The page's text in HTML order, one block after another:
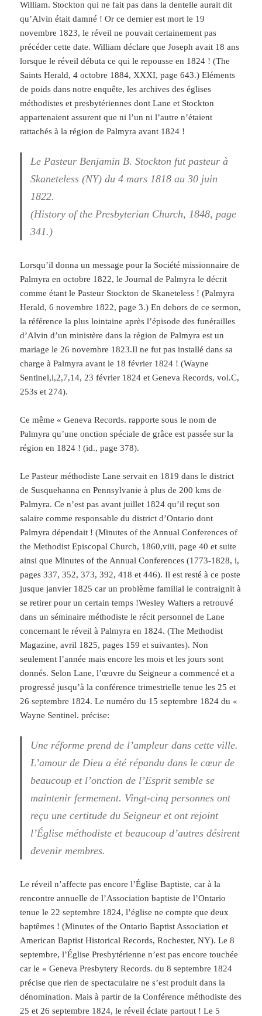
William. Stockton qui ne fait pas dans la dentelle aurait dit
qu’Alvin était damné ! Or ce dernier est mort le 19
novembre 1823, le réveil ne pouvait certainement pas
précéder cette date. William déclare que Joseph avait 18 ans
lorsque le réveil débuta ce qui le repousse en 1824 ! (The
Saints Herald, 4 octobre 1884, XXXI, page 643.) Eléments
de poids dans notre enquête, les archives des églises
méthodistes et presbytériennes dont Lane et Stockton
appartenaient assurent que ni l’un ni l’autre n’étaient
rattachés à la région de Palmyra avant 1824 !
Le Pasteur Benjamin B. Stockton fut pasteur à
Skaneteless (NY) du 4 mars 1818 au 30 juin
1822.
(History of the Presbyterian Church, 1848, page
341.)
Lorsqu’il donna un message pour la Société missionnaire de
Palmyra en octobre 1822, le Journal de Palmyra le décrit
comme étant le Pasteur Stockton de Skaneteless ! (Palmyra
Herald, 6 novembre 1822, page 3.) En dehors de ce sermon,
la référence la plus lointaine après l’épisode des funérailles
d’Alvin d’un ministère dans la région de Palmyra est un
mariage le 26 novembre 1823.Il ne fut pas installé dans sa
charge à Palmyra avant le 18 février 1824 ! (Wayne
Sentinel,i,2,7,14, 23 février 1824 et Geneva Records, vol.C,
253s et 274).
Ce même « Geneva Records. rapporte sous le nom de
Palmyra qu’une onction spéciale de grâce est passée sur la
région en 1824 ! (id., page 378).
Le Pasteur méthodiste Lane servait en 1819 dans le district
de Susquehanna en Pennsylvanie à plus de 200 kms de
Palmyra. Ce n’est pas avant juillet 1824 qu’il reçut son
salaire comme responsable du district d’Ontario dont
Palmyra dépendait ! (Minutes of the Annual Conferences of
the Methodist Episcopal Church, 1860,viii, page 40 et suite
ainsi que Minutes of the Annual Conferences (1773-1828, i,
pages 337, 352, 373, 392, 418 et 446). Il est resté à ce poste
jusque janvier 1825 car un problème familial le contraignit à
se retirer pour un certain temps !Wesley Walters a retrouvé
dans un séminaire méthodiste le récit personnel de Lane
concernant le réveil à Palmyra en 1824. (The Methodist
Magazine, avril 1825, pages 159 et suivantes). Non
seulement l’année mais encore les mois et les jours sont
donnés. Selon Lane, l’œuvre du Seigneur a commencé et a
progressé jusqu’à la conférence trimestrielle tenue les 25 et
26 septembre 1824. Le numéro du 15 septembre 1824 du «
Wayne Sentinel. précise:
Une réforme prend de l’ampleur dans cette ville.
L’amour de Dieu a été répandu dans le cœur de
beaucoup et l’onction de l’Esprit semble se
maintenir fermement. Vingt-cinq personnes ont
reçu une certitude du Seigneur et ont rejoint
l’Église méthodiste et beaucoup d’autres désirent
devenir membres.
Le réveil n’affecte pas encore l’Église Baptiste, car à la
rencontre annuelle de l’Association baptiste de l’Ontario
tenue le 22 septembre 1824, l’église ne compte que deux
baptêmes ! (Minutes of the Ontario Baptist Association et
American Baptist Historical Records, Rochester, NY). Le 8
septembre, l’Église Presbytérienne n’est pas encore touchée
car le « Geneva Presbytery Records. du 8 septembre 1824
précise que rien de spectaculaire ne s’est produit dans la
dénomination. Mais à partir de la Conférence méthodiste des
25 et 26 septembre 1824, le réveil éclate partout ! Le 5